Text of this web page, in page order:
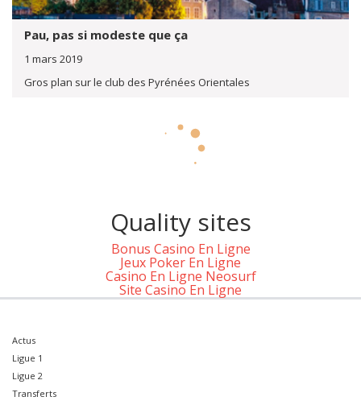
Pau, pas si modeste que ça
1 mars 2019
Gros plan sur le club des Pyrénées Orientales
Quality sites
Bonus Casino En Ligne
Jeux Poker En Ligne
Casino En Ligne Neosurf
Site Casino En Ligne
Actus
Ligue 1
Ligue 2
Transferts